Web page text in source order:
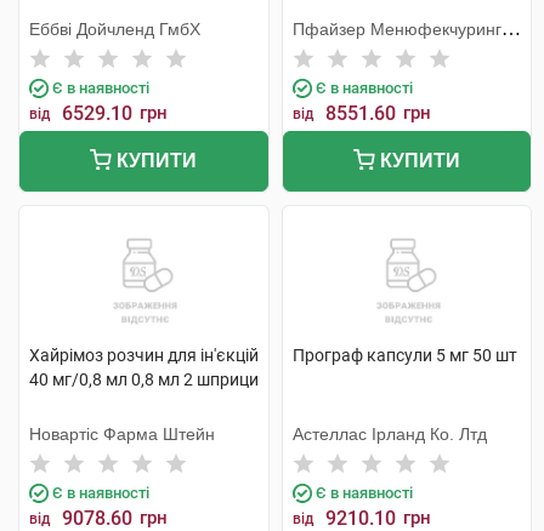
Еббві Дойчленд ГмбХ
Є в наявності
від 6529.10 грн
КУПИТИ
Пфайзер Менюфекчуринг
Бельгія
Є в наявності
від 8551.60 грн
КУПИТИ
Хайрімоз розчин для ін'єкцій
40 мг/0,8 мл 0,8 мл 2 шприци
Новартіс Фарма Штейн
Є в наявності
від 9078.60 грн
Програф капсули 5 мг 50 шт
Астеллас Ірланд Ко. Лтд
Є в наявності
від 9210.10 грн